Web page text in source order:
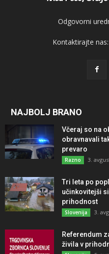
Odgovorni
Kontaktirajte nas:
NAJBOLJ BRANO
Včeraj so na
obravnavali
prevaro
Razno 3.
Tri leta po
učinkovitejši
prihodnost
Slovenija 3.
Referendum
živila v